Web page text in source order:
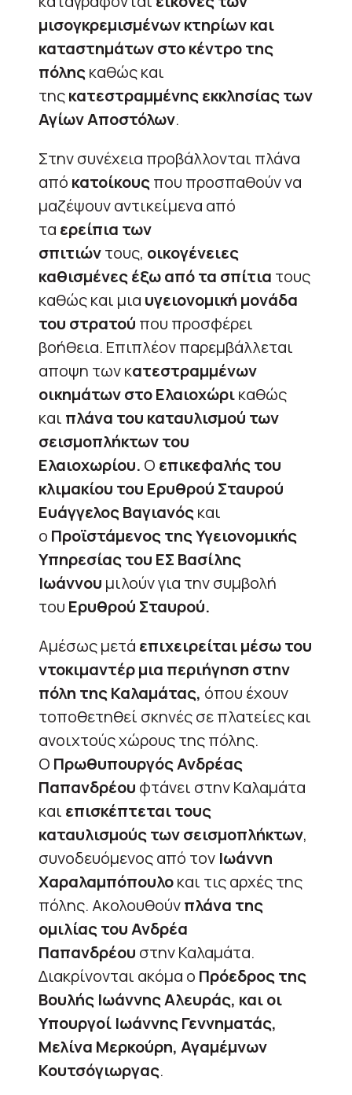
μισογκρεμισμένων κτηρίων και
καταστημάτων στο κέντρο της
πόληςκαθώς και
τηςκατεστραμμένης εκκλησίας των
Αγίων Αποστόλων.
Στην συνέχεια προβάλλονται πλάνα
από κατοίκουςπου προσπαθούν να
μαζέψουν αντικείμενα από
τα ερείπια των
σπιτιώντους, οικογένειες
καθισμένες έξω από τα σπίτια τους
καθώς και μια υγειονομική μονάδα
του στρατού που προσφέρει
βοήθεια. Επιπλέον παρεμβάλλεται
αποψη των κατεστραμμένων
οικημάτων στο Ελαιοχώρικαθώς
και πλάνα του καταυλισμού των
σεισμοπλήκτων του
Ελαιοχωρίου. Ο επικεφαλής του
κλιμακίου του Ερυθρού Σταυρού
Ευάγγελος Βαγιανόςκαι
ο Προϊστάμενος της Υγειονομικής
Υπηρεσίας του ΕΣ Βασίλης
Ιωάννου μιλούν για την συμβολή
του Ερυθρού Σταυρού.
Αμέσως μετά επιχειρείται μέσω του
ντοκιμαντέρ μια περιήγηση στην
πόλη της Καλαμάτας, όπου έχουν
τοποθετηθεί σκηνές σε πλατείες και
ανοιχτούς χώρους της πόλης.
Ο Πρωθυπουργός Ανδρέας
Παπανδρέου φτάνει στην Καλαμάτα
και επισκέπτεται τους
καταυλισμούς των σεισμοπλήκτων,
συνοδευόμενος από τον Ιωάννη
Χαραλαμπόπουλοκαι τις αρχές της
πόλης. Ακολουθούνπλάνα της
ομιλίας του Ανδρέα
Παπανδρέου στην Καλαμάτα.
Διακρίνονται ακόμα ο Πρόεδρος της
Βουλής Ιωάννης Αλευράς, και οι
Υπουργοί Ιωάννης Γεννηματάς,
Μελίνα Μερκούρη, Αγαμέμνων
Κουτσόγιωργας.